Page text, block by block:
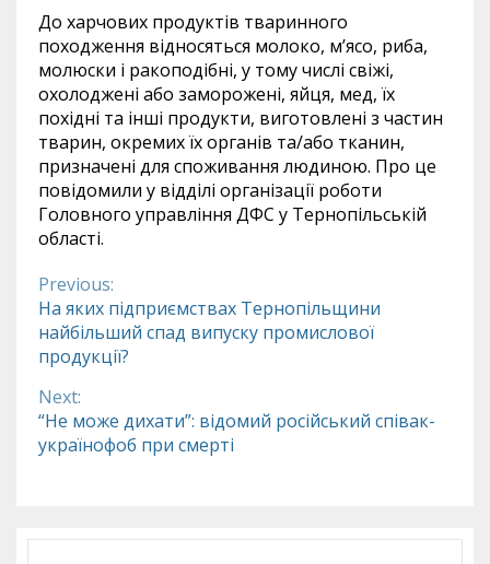
До харчових продуктів тваринного
походження відносяться молоко, м’ясо, риба,
молюски і ракоподібні, у тому числі свіжі,
охолоджені або заморожені, яйця, мед, їх
похідні та інші продукти, виготовлені з частин
тварин, окремих їх органів та/або тканин,
призначені для споживання людиною. Про це
повідомили у відділі організації роботи
Головного управління ДФС у Тернопільській
області.
Continue
Reading
Previous:
На яких підприємствах Тернопільщини
найбільший спад випуску промислової
продукції?
Next:
“Не може дихати”: відомий російський співак-
українофоб при смерті